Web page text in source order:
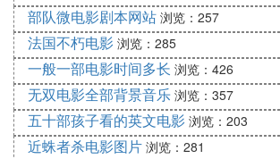
部队微电影剧本网站 浏览：257
法国不朽电影 浏览：285
一般一部电影时间多长 浏览：426
无双电影全部背景音乐 浏览：357
五十部孩子看的英文电影 浏览：203
近蛛者杀电影图片 浏览：281